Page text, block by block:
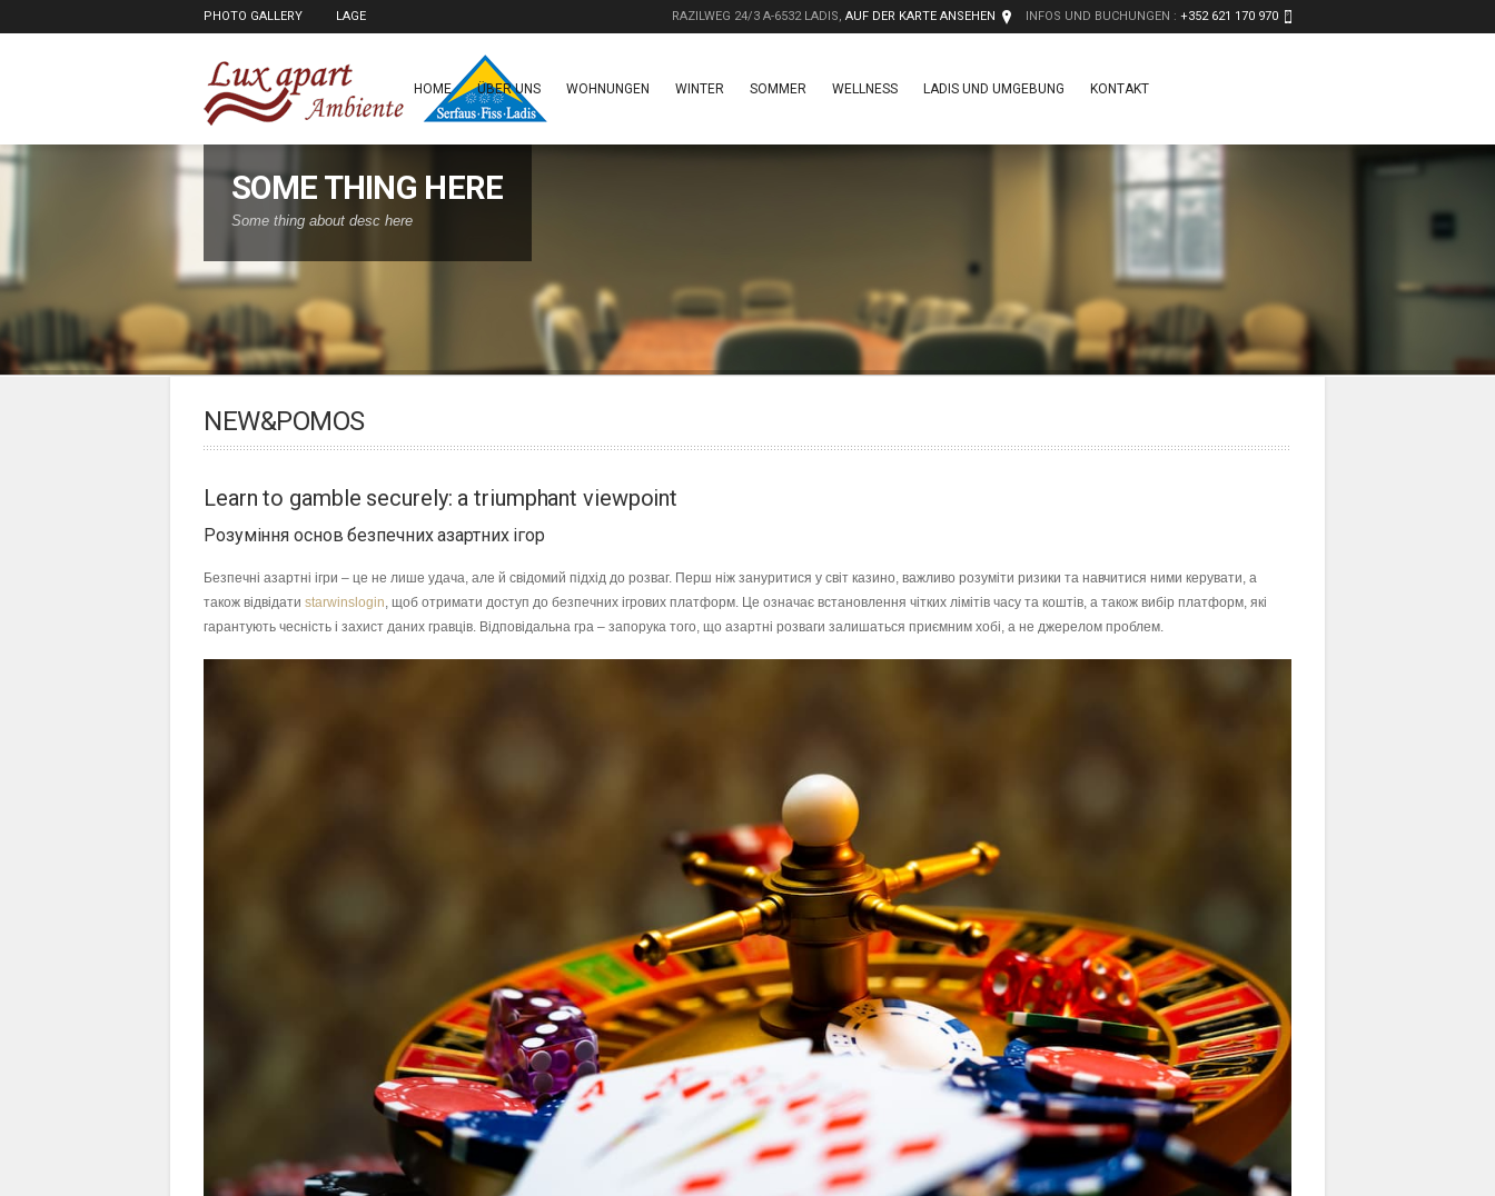
PHOTO GALLERY LAGE RAZILWEG 24/3 A-6532 LADIS, AUF DER KARTE ANSEHEN INFOS UND BUCHUNGEN : +352 621 170 970
HOME ÜBER UNS WOHNUNGEN WINTER SOMMER WELLNESS LADIS UND UMGEBUNG KONTAKT
SOME THING HERE
Some thing about desc here
NEW&POMOS
Learn to gamble securely: a triumphant viewpoint
Розуміння основ безпечних азартних ігор
Безпечні азартні ігри – це не лише удача, але й свідомий підхід до розваг. Перш ніж зануритися у світ казино, важливо розуміти ризики та навчитися ними керувати, а
також відвідати starwinslogin, щоб отримати доступ до безпечних ігрових платформ. Це означає встановлення чітких лімітів часу та коштів, а також вибір платформ, які
гарантують чесність і захист даних гравців. Відповідальна гра – запорука того, що азартні розваги залишаться приємним хобі, а не джерелом проблем.